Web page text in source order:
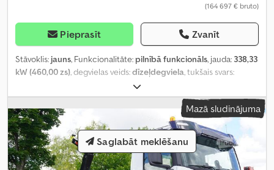
(164 697 € bruto)
Pieprasīt Zvanīt
Stāvoklis: jauns, Funkcionalitāte: pilnībā funkcionāls, jauda: 338,33
kW (460,00 zs) , degvielas veids:dīzeļdegviela , tukšais svars:
, maksimālā kravnesība:21 630 kg
kg, asu konfigurācija:6x4, riteņu bāze:4 500 mm, krāsa:balts,
vadītāja kabīne:
, pārnesuma veids:automātisks,
emisijas klase:
Euro 6, piekares sistēma: tērauds, Ražošanas gads:
2026 , Aprīkojums:
AdBlue, Tahogrāfs, borta dators, gaisa
kondicionēšana,
Mazā sludinājuma
Saglabāt meklēšanu